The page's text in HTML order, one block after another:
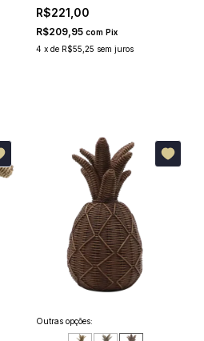
R$221,00
R$209,95com Pix
4 xde R$55,25 sem juros
Outras opções: